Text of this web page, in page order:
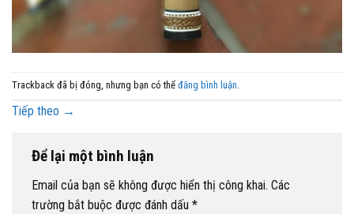
Trackback đã bị đóng, nhưng bạn có thể đăng bình luận
Tiếp theo →
Để lại một bình luận
Email của bạn sẽ không được hiển thị công khai. Các
trường bắt buộc được đánh dấu *